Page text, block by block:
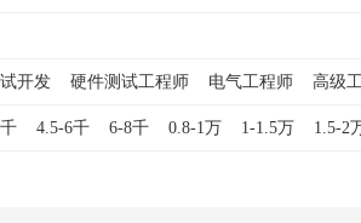
开发 硬件测试工程师 电气工程师 高级
运维工程师 硬件工程师 工程监理 电
4.5-6千 6-8千 0.8-1万 1-1.5万 1.5-2